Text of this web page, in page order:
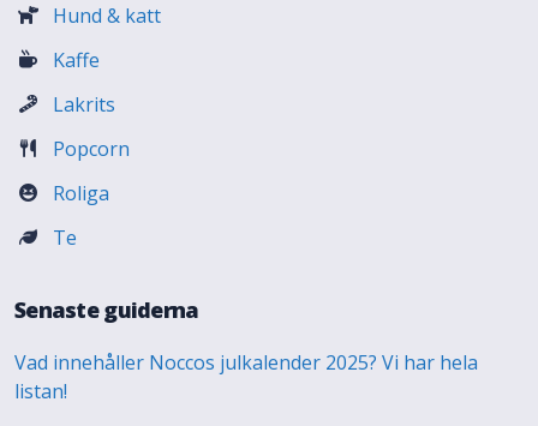
Hund & katt
Kaffe
Lakrits
Popcorn
Roliga
Te
Senaste guiderna
Vad innehåller Noccos julkalender 2025? Vi har hela
listan!